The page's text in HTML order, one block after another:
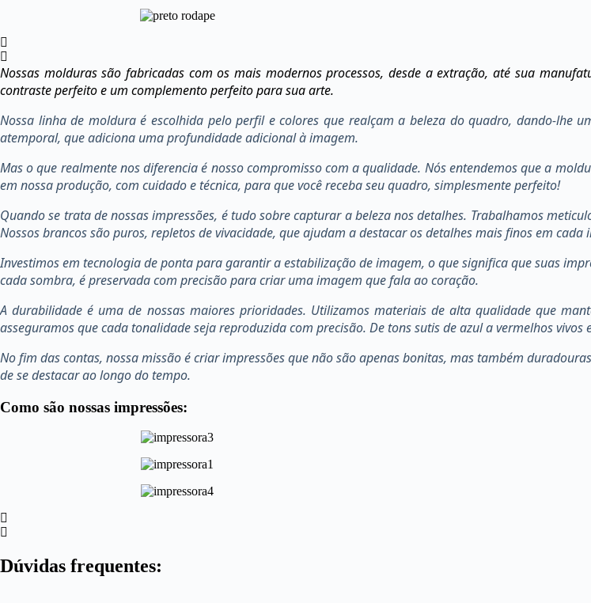
Nossas molduras são fabricadas com os mais modernos processos, desde a extração, até sua
contraste perfeito e um complemento perfeito para sua arte.
Nossa linha de moldura é escolhida pelo perfil e colores que realçam a beleza do quadro, dando-lhe
atemporal, que adiciona uma profundidade adicional à imagem.
Mas o que realmente nos diferencia é nosso compromisso com a qualidade. Nós entendemos que a
em nossa produção, com cuidado e técnica, para que você receba seu quadro, simplesmente perfeito!
Quando se trata de nossas impressões, é tudo sobre capturar a beleza nos detalhes. Trabalhamos
Nossos brancos são puros, repletos de vivacidade, que ajudam a destacar os detalhes mais finos em cada
Investimos em tecnologia de ponta para garantir a estabilização de imagem, o que significa que suas
cada sombra, é preservada com precisão para criar uma imagem que fala ao coração.
A durabilidade é uma de nossas maiores prioridades. Utilizamos materiais de alta qualidade que
asseguramos que cada tonalidade seja reproduzida com precisão. De tons sutis de azul a vermelhos
No fim das contas, nossa missão é criar impressões que não são apenas bonitas, mas também
de se destacar ao longo do tempo.
Como são nossas impressões:
Dúvidas frequentes: